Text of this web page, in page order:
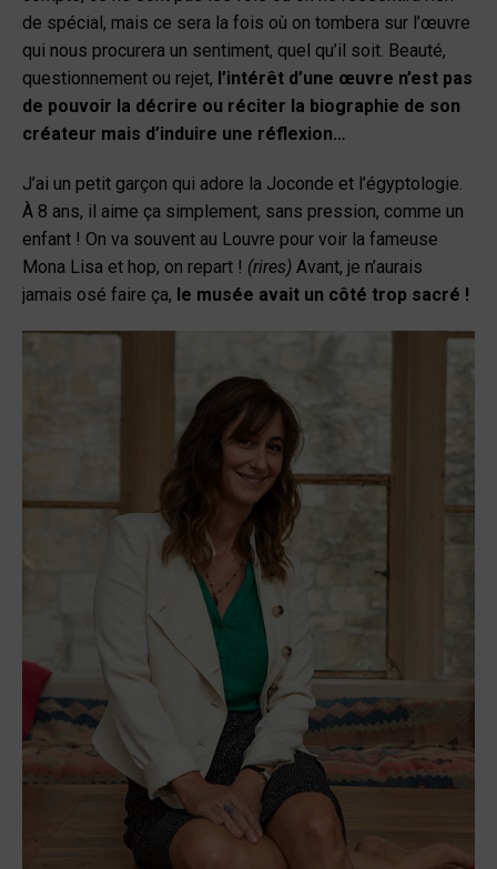
de spécial, mais ce sera la fois où on tombera sur l’œuvre
qui nous procurera un sentiment, quel qu’il soit. Beauté,
questionnement ou rejet, l’intérêt d’une œuvre n’est pas
de pouvoir la décrire ou réciter la biographie de son
créateur mais d’induire une réflexion…
J’ai un petit garçon qui adore la Joconde et l’égyptologie.
À 8 ans, il aime ça simplement, sans pression, comme un
enfant ! On va souvent au Louvre pour voir la fameuse
Mona Lisa et hop, on repart ! (rires) Avant, je n’aurais
jamais osé faire ça, le musée avait un côté trop sacré !